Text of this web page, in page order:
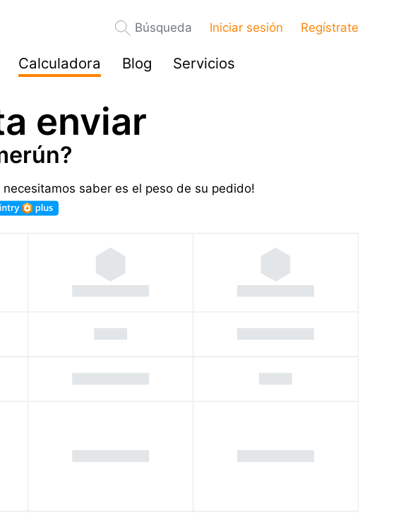
Búsqueda Iniciar sesión Regístrate
Calculadora Blog Servicios
enviar
necesitamos saber es el peso de su pedido!